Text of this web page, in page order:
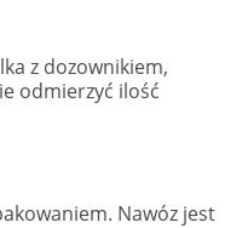
z dozownikiem,
odmierzyć ilość
Nawóz jest